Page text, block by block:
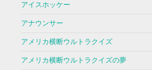
アイスホッケー
アナウンサー
アメリカ横断ウルトラクイズ
アメリカ横断ウルトラクイズの夢